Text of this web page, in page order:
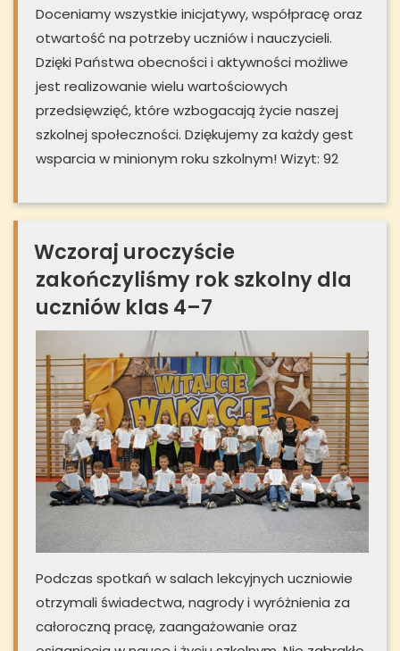
Doceniamy wszystkie inicjatywy, współpracę oraz
otwartość na potrzeby uczniów i nauczycieli.
Dzięki Państwa obecności i aktywności możliwe
jest realizowanie wielu wartościowych
przedsięwzięć, które wzbogacają życie naszej
szkolnej społeczności. Dziękujemy za każdy gest
wsparcia w minionym roku szkolnym! Wizyt: 92
Wczoraj uroczyście
zakończyliśmy rok szkolny dla
uczniów klas 4–7
Podczas spotkań w salach lekcyjnych uczniowie
otrzymali świadectwa, nagrody i wyróżnienia za
całoroczną pracę, zaangażowanie oraz